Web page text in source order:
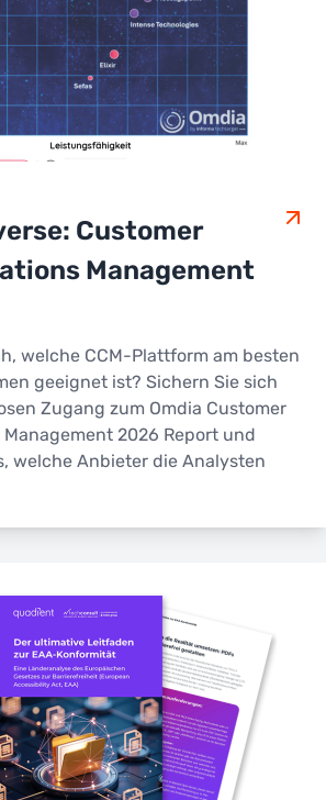
Customer
Management
welche CCM-Plattform am besten
geeignet ist? Sichern Sie sich
Zugang zum Omdia Customer
2026 Report und
welche Anbieter die Analysten